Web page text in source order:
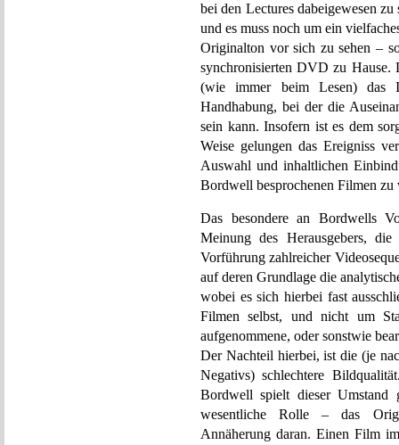
bei den Lectures dabeigewesen
und es muss noch um ein
Originalton vor sich zu sehen –
synchronisierten DVD zu Hause.
(wie immer beim Lesen) das
Handhabung, bei der die
sein kann. Insofern ist es dem
Weise gelungen das Ereigniss
Auswahl und inhaltlichen
Bordwell besprochenen Filmen zu
Das besondere an Bordwells
Meinung des Herausgebers,
Vorführung zahlreicher
auf deren Grundlage die
wobei es sich hierbei fast
Filmen selbst, und nicht um
aufgenommene, oder sonstwie
Der Nachteil hierbei, ist die (je
Negativs) schlechtere
Bordwell spielt dieser Umstand
wesentliche Rolle – das
Annäherung daran. Einen Film